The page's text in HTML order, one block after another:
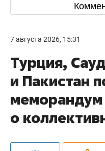
7 августа 2026, 15:31
Турция,
и Пакистан
меморандум
о